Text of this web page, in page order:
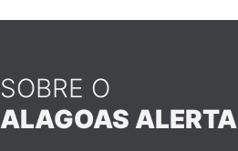
SOBRE O
ALAGOAS ALERTA